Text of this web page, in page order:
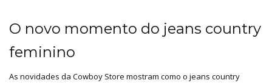
O novo momento do jeans country
feminino
As novidades da Cowboy Store mostram como o jeans country